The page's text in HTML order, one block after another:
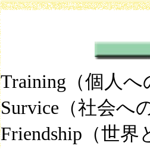
Training（個人へ
Survice（社会へ
Friendship（世界